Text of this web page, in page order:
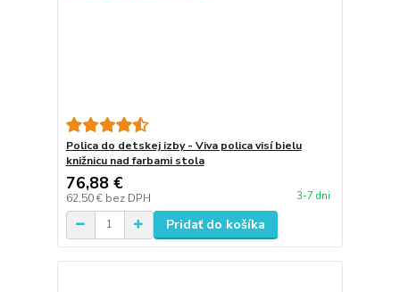
Polica do detskej izby - Viva polica visí bielu
knižnicu nad farbami stola
76,88 €
62,50 € bez DPH 3-7 dni
Pridať do košíka